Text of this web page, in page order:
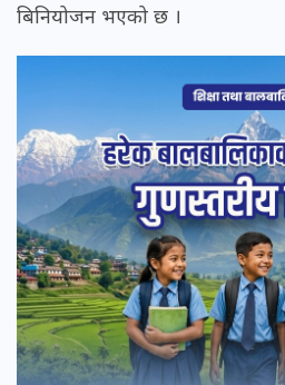
बिनियोजन भएको छ ।